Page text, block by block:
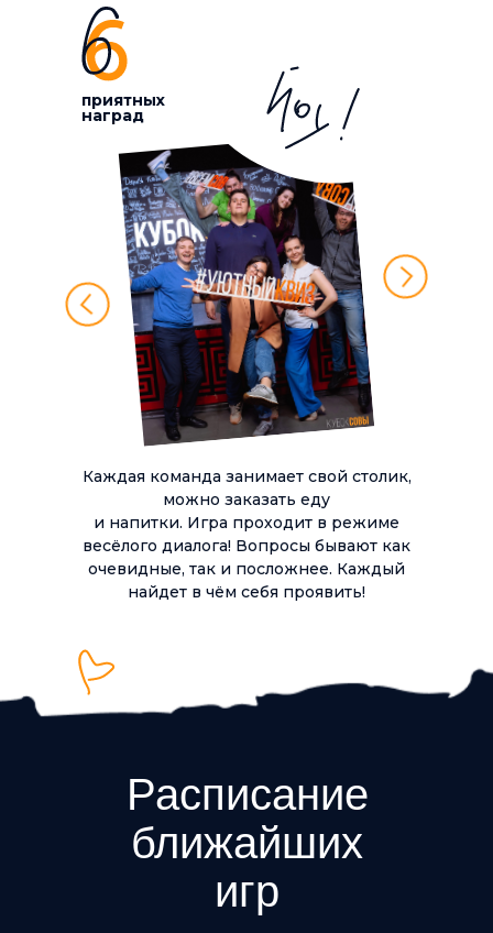
Расписание
ближайших
игр
приятных
наград
Каждая команда занимает свой столик,
можно заказать еду
и напитки. Игра проходит в режиме
весёлого диалога! Вопросы бывают как
очевидные, так и посложнее. Каждый
найдет в чём себя проявить!